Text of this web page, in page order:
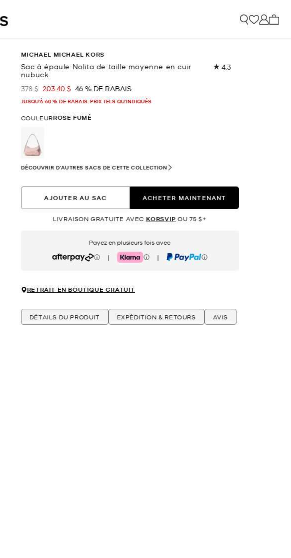
MICHAEL MICHAEL KORS
Sac à épaule Nolita de taille moyenne en cuir
nubuck
4.3Lire
était
378 $ maintenant
203.40 $ 46 % DE RABAIS
JUSQU’À 60 % DE RABAIS. PRIX TELS QU'INDIQUÉS
COULEURROSE FUMÉ
sélectionné(s)
DÉCOUVRIR D'AUTRES SACS DE CETTE COLLECTION
AJOUTER AU SAC ACHETER MAINTENANT
LIVRAISON GRATUITE AVEC KORSVIP OU 75 $+
Payez en plusieurs fois avec
Afterpay | Klarna | PayPal
RETRAIT EN BOUTIQUE GRATUIT
DÉTAILS DU PRODUIT EXPÉDITION & RETOURS AVIS